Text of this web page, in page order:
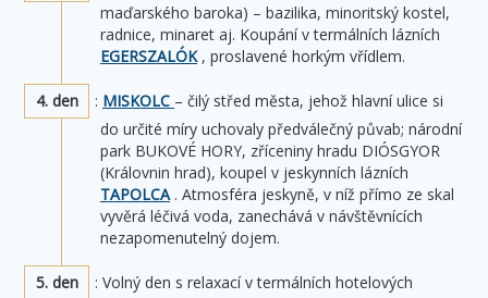
maďarského baroka) – bazilika, minoritský kostel,
radnice, minaret aj. Koupání v termálních lázních
EGERSZALÓK, proslavené horkým vřídlem.
4. den : MISKOLC – čilý střed města, jehož hlavní ulice si
do určité míry uchovaly předválečný půvab; národní
park BUKOVÉ HORY, zříceniny hradu DIÓSGYOR
(Královnin hrad), koupel v jeskynních lázních
TAPOLCA . Atmosféra jeskyně, v níž přímo ze skal
vyvěrá léčivá voda, zanechává v návštěvnících
nezapomenutelný dojem.
5. den
: Volný den s relaxací v termálních hotelových